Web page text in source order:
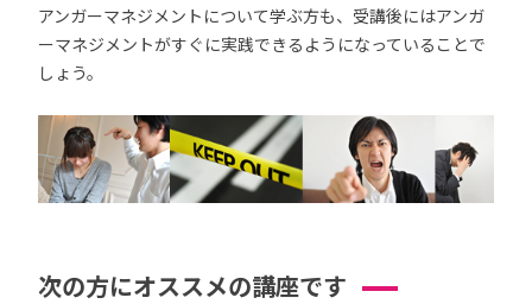
アンガーマネジメントについて学ぶ方も、受講後にはアンガ
ーマネジメントがすぐに実践できるようになっていることで
しょう。
次の方にオススメの講座です